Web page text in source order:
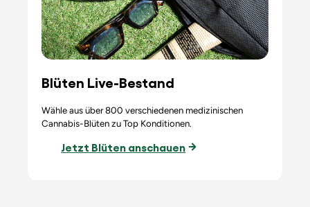
Blüten Live-Bestand
Wähle aus über 800 verschiedenen medizinischen
Cannabis-Blüten zu Top Konditionen.
Jetzt Blüten anschauen